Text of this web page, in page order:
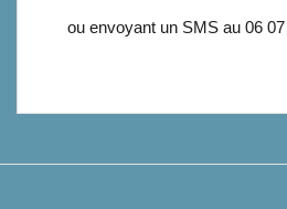
ou envoyant un SMS au 06